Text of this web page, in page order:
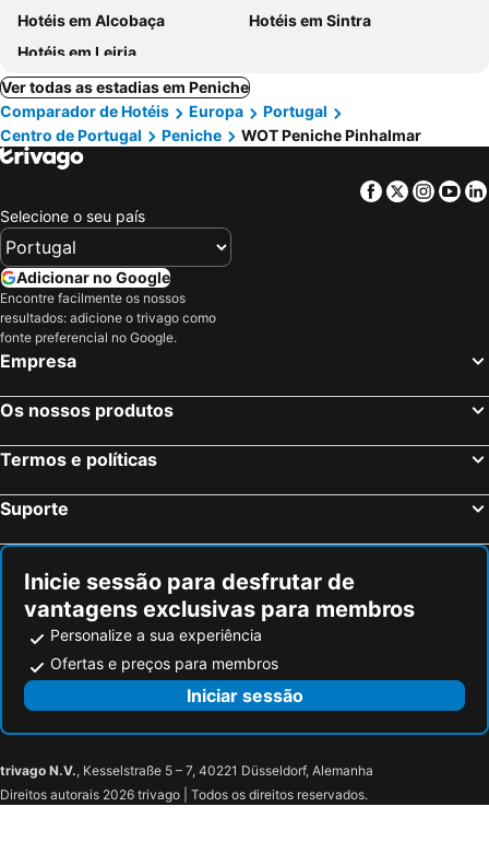
Hotéis em Alcobaça
Hotéis em Sintra
Hotéis em Leiria
Ver todas as estadias em Peniche
Comparador de Hotéis
Europa
Portugal
Centro de Portugal
Peniche WOT Peniche Pinhalmar
Facebook
Twitter
Selecione o seu país
Adicionar no Google
Encontre facilmente os nossos
resultados: adicione o trivago como
fonte preferencial no Google.
Empresa
Os nossos produtos
Termos e políticas
Suporte
Inicie sessão para desfrutar de
vantagens exclusivas para membros
Personalize a sua experiência
Ofertas e preços para membros
Iniciar sessão
trivago N.V., Kesselstraße 5 – 7, 40221 Düsseldorf, Alemanha
Direitos autorais 2026 trivago | Todos os direitos reservados.